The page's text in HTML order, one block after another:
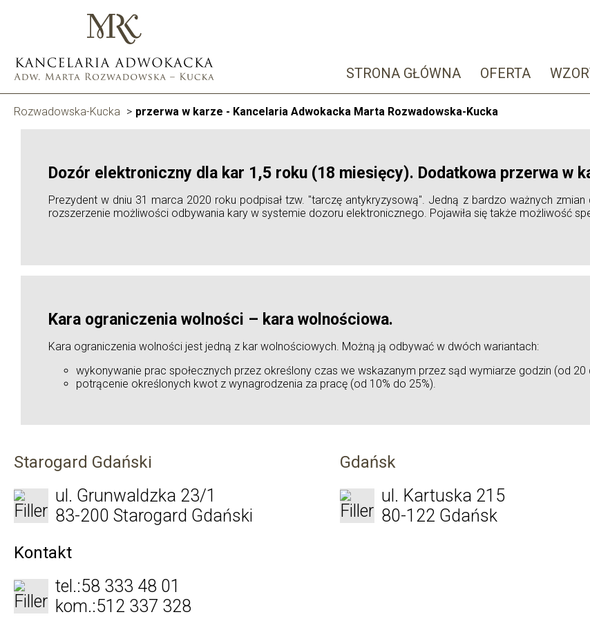
STRONA GŁÓWNA OFERTA
Rozwadowska-Kucka > przerwa w karze - Kancelaria Adwokacka Marta Rozwadowska-Kucka
Dozór elektroniczny dla kar 1,5 roku (18 miesięcy). Dodatkowa przerwa w
Prezydent w dniu 31 marca 2020 roku podpisał tzw. "tarczę antykryzysową". Jedną z bardzo ważnych
rozszerzenie możliwości odbywania kary w systemie dozoru elektronicznego. Pojawiła się także możliwość
Kara ograniczenia wolności – kara wolnościowa.
Kara ograniczenia wolności jest jedną z kar wolnościowych. Możną ją odbywać w dwóch wariantach:
wykonywanie prac społecznych przez określony czas we wskazanym przez sąd wymiarze godzin (od 20
potrącenie określonych kwot z wynagrodzenia za pracę (od 10% do 25%).
Starogard Gdański
ul. Grunwaldzka 23/1
83-200 Starogard Gdański
Gdańsk
ul. Kartuska 215
80-122 Gdańsk
Kontakt
tel.:58 333 48 01
kom.:512 337 328